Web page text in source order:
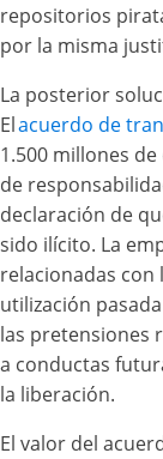
repositorios
por la misma
La posterior
Elacuerdo de
1.500 millones
de
declaración de
sido ilícito. La
relacionadas
utilización
las pretensiones
a conductas
la liberación.
El valor del